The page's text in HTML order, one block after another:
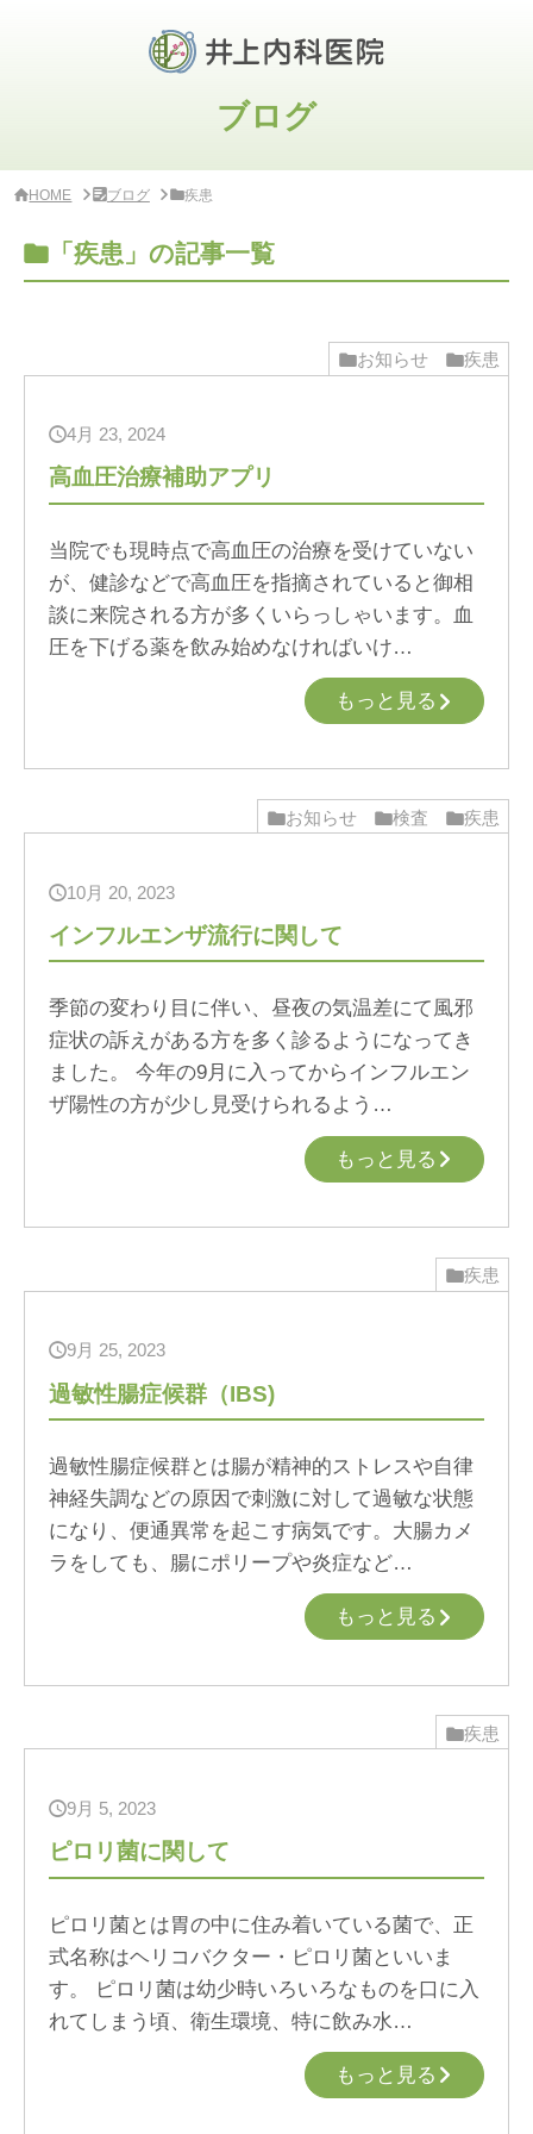
ブログ
HOME ブログ 疾患
「疾患」の記事一覧
お知らせ 疾患
4月 23, 2024
高血圧治療補助アプリ
当院でも現時点で高血圧の治療を受けていない
が、健診などで高血圧を指摘されていると御相
談に来院される方が多くいらっしゃいます。血
圧を下げる薬を飲み始めなければいけ…
もっと見る
お知らせ 検査 疾患
10月 20, 2023
インフルエンザ流行に関して
季節の変わり目に伴い、昼夜の気温差にて風邪
症状の訴えがある方を多く診るようになってき
ました。 今年の9月に入ってからインフルエン
ザ陽性の方が少し見受けられるよう…
もっと見る
疾患
9月 25, 2023
過敏性腸症候群（IBS)
過敏性腸症候群とは腸が精神的ストレスや自律
神経失調などの原因で刺激に対して過敏な状態
になり、便通異常を起こす病気です。大腸カメ
ラをしても、腸にポリープや炎症など…
もっと見る
疾患
9月 5, 2023
ピロリ菌に関して
ピロリ菌とは胃の中に住み着いている菌で、正
式名称はヘリコバクター・ピロリ菌といいま
す。 ピロリ菌は幼少時いろいろなものを口に入
れてしまう頃、衛生環境、特に飲み水…
もっと見る